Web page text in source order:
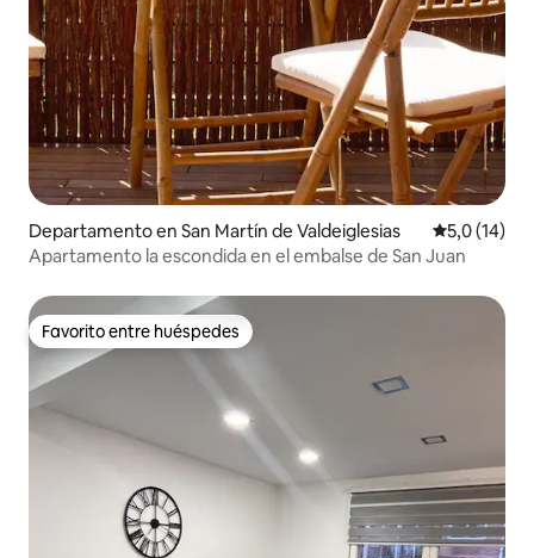
Departamento en San Martín de Valdeiglesias Calificación
5,0 (14)
Apartamento la escondida en el embalse de San Juan
Favorito entre huéspedes
Favorito entre huéspedes